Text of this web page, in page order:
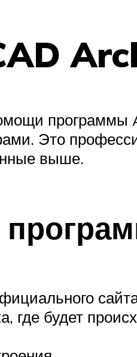
Это
выше.
где будет